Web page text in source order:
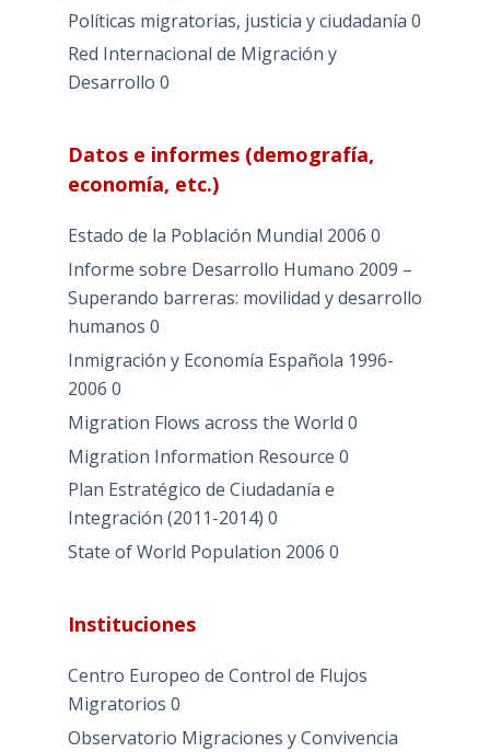
Políticas migratorias, justicia y ciudadanía 0
Red Internacional de Migración y
Desarrollo 0
Datos e informes (demografía,
economía, etc.)
Estado de la Población Mundial 2006 0
Informe sobre Desarrollo Humano 2009 –
Superando barreras: movilidad y desarrollo
humanos 0
Inmigración y Economía Española 1996-
2006 0
Migration Flows across the World 0
Migration Information Resource 0
Plan Estratégico de Ciudadanía e
Integración (2011-2014) 0
State of World Population 2006 0
Instituciones
Centro Europeo de Control de Flujos
Migratorios 0
Observatorio Migraciones y Convivencia